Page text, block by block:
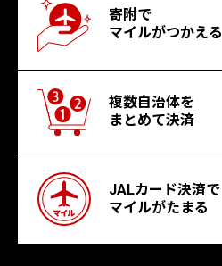
寄附で
マイルがつかえる
複数自治体を
まとめて決済
JALカード決済で
マイルがたまる